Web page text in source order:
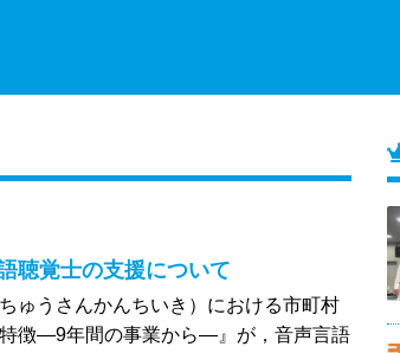
聴覚士の支援について
ゅうさんかんちいき）における市町村
徴―9年間の事業から―』が，音声言語